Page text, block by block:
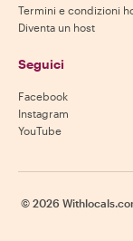
Termini e condizioni
Diventa un host
Seguici
Facebook
Instagram
YouTube
© 2026